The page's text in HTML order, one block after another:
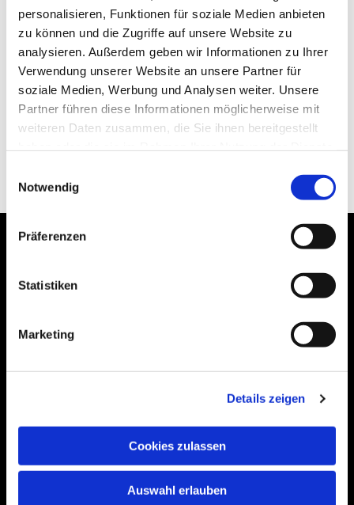
personalisieren, Funktionen für soziale Medien anbieten
zu können und die Zugriffe auf unsere Website zu
analysieren. Außerdem geben wir Informationen zu Ihrer
Verwendung unserer Website an unsere Partner für
soziale Medien, Werbung und Analysen weiter. Unsere
Partner führen diese Informationen möglicherweise mit
weiteren Daten zusammen, die Sie ihnen bereitgestellt
Notwendig
Präferenzen
Statistiken
Marketing
Details zeigen
Cookies zulassen
Auswahl erlauben
Bitte akzeptieren Sie Marketing-Cookies,
Accept cookies